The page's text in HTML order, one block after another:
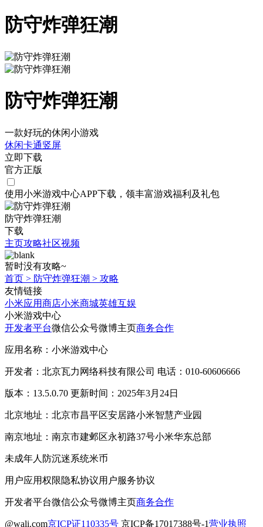
防守炸弹狂潮
防守炸弹狂潮
一款好玩的休闲小游戏
休闲卡通竖屏
立即下载
官方正版
使用小米游戏中心APP下载 ，领丰富游戏福利 及礼包
防守炸弹狂潮
下载
主页攻略社区视频
暂时没有攻略~
首页 > 防守炸弹狂潮 > 攻略
友情链接
小米应用商店小米商城英雄互娱
小米游戏中心
开发者平台微信公众号微博主页商务合作
应用名称：小米游戏中心
开发者：北京瓦力网络科技有限公司 电话：010-60606666
版本：13.5.0.70 更新时间：2025年3月24日
北京地址：北京市昌平区安居路小米智慧产业园
南京地址：南京市建邺区永初路37号小米华东总部
未成年人防沉迷系统米币
用户应用权限隐私协议用户服务协议
开发者平台微信公众号微博主页商务合作
@wali.com京ICP证110335号 京ICP备17017388号-1营业执照